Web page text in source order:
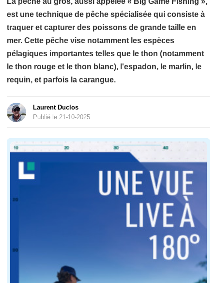
est une technique de pêche spécialisée qui consiste à
traquer et capturer des poissons de grande taille en
mer. Cette pêche vise notamment les espèces
pélagiques importantes telles que le thon (notamment
le thon rouge et le thon blanc), l'espadon, le marlin, le
requin, et parfois la carangue.
Laurent Duclos
Publié le 21-10-2025